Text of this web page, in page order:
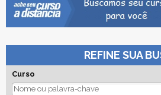
REFINE SUA
Curso